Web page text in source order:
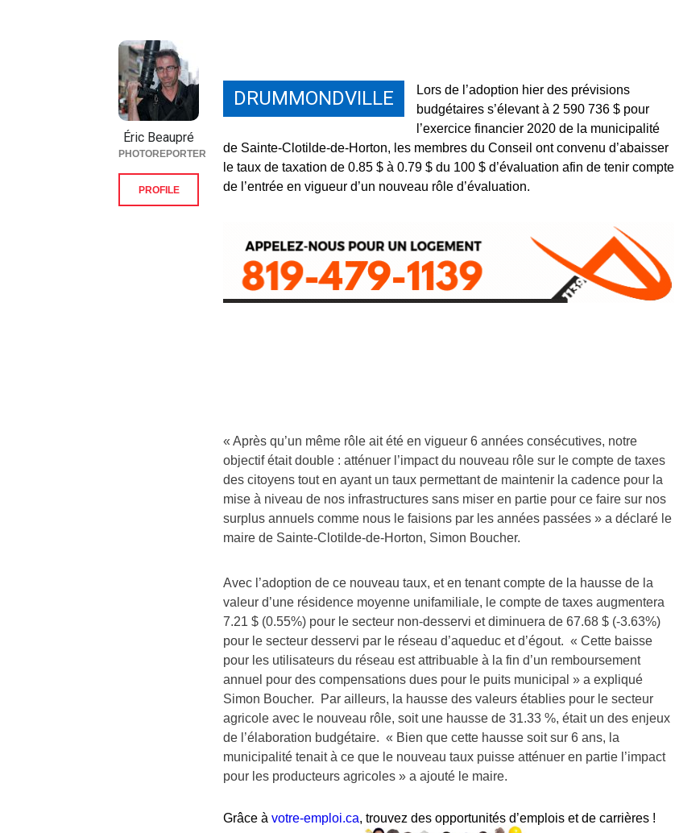
DRUMMONDVILLE
Lors de l’adoption hier des prévisions
budgétaires s’élevant à 2 590 736 $ pour
l’exercice financier 2020 de la municipalité
de Sainte-Clotilde-de-Horton, les membres du Conseil ont convenu d’abaisser
le taux de taxation de 0.85 $ à 0.79 $ du 100 $ d’évaluation afin de tenir compte
de l’entrée en vigueur d’un nouveau rôle d’évaluation.
« Après qu’un même rôle ait été en vigueur 6 années consécutives, notre
objectif était double : atténuer l’impact du nouveau rôle sur le compte de taxes
des citoyens tout en ayant un taux permettant de maintenir la cadence pour la
mise à niveau de nos infrastructures sans miser en partie pour ce faire sur nos
surplus annuels comme nous le faisions par les années passées » a déclaré le
maire de Sainte-Clotilde-de-Horton, Simon Boucher.
Avec l’adoption de ce nouveau taux, et en tenant compte de la hausse de la
valeur d’une résidence moyenne unifamiliale, le compte de taxes augmentera
7.21 $ (0.55%) pour le secteur non-desservi et diminuera de 67.68 $ (-3.63%)
pour le secteur desservi par le réseau d’aqueduc et d’égout. « Cette baisse
pour les utilisateurs du réseau est attribuable à la fin d’un remboursement
annuel pour des compensations dues pour le puits municipal » a expliqué
Simon Boucher. Par ailleurs, la hausse des valeurs établies pour le secteur
agricole avec le nouveau rôle, soit une hausse de 31.33 %, était un des enjeux
de l’élaboration budgétaire. « Bien que cette hausse soit sur 6 ans, la
municipalité tenait à ce que le nouveau taux puisse atténuer en partie l’impact
pour les producteurs agricoles » a ajouté le maire.
Grâce à votre-emploi.ca, trouvez des opportunités d’emplois et de carrières !
Éric Beaupré
PHOTOREPORTER
PROFILE